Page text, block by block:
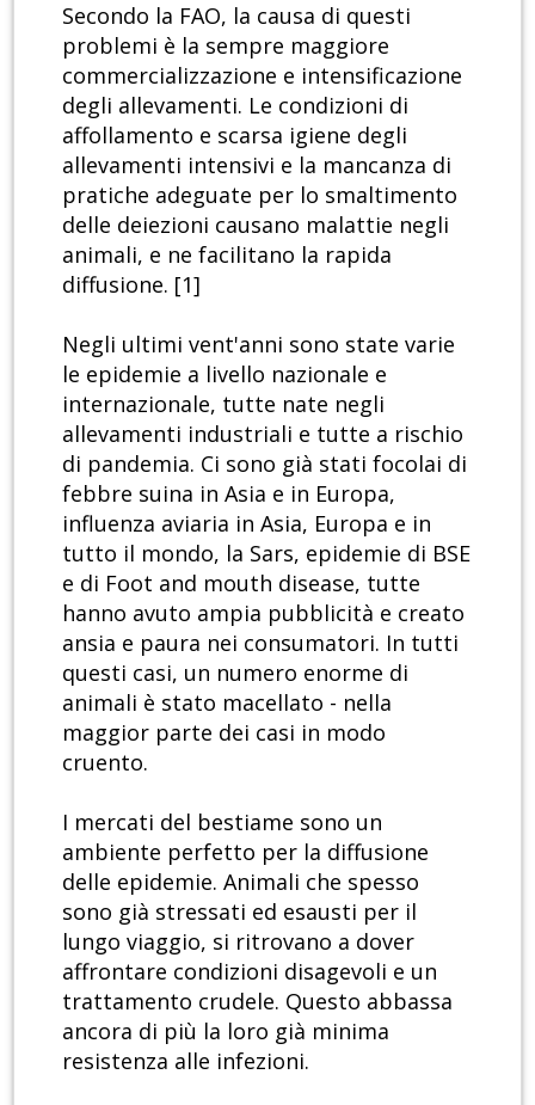
Secondo la FAO, la causa di questi
problemi è la sempre maggiore
commercializzazione e intensificazione
degli allevamenti. Le condizioni di
affollamento e scarsa igiene degli
allevamenti intensivi e la mancanza di
pratiche adeguate per lo smaltimento
delle deiezioni causano malattie negli
animali, e ne facilitano la rapida
diffusione. [1]
Negli ultimi vent'anni sono state varie
le epidemie a livello nazionale e
internazionale, tutte nate negli
allevamenti industriali e tutte a rischio
di pandemia. Ci sono già stati focolai di
febbre suina in Asia e in Europa,
influenza aviaria in Asia, Europa e in
tutto il mondo, la Sars, epidemie di BSE
e di Foot and mouth disease, tutte
hanno avuto ampia pubblicità e creato
ansia e paura nei consumatori. In tutti
questi casi, un numero enorme di
animali è stato macellato - nella
maggior parte dei casi in modo
cruento.
I mercati del bestiame sono un
ambiente perfetto per la diffusione
delle epidemie. Animali che spesso
sono già stressati ed esausti per il
lungo viaggio, si ritrovano a dover
affrontare condizioni disagevoli e un
trattamento crudele. Questo abbassa
ancora di più la loro già minima
resistenza alle infezioni.